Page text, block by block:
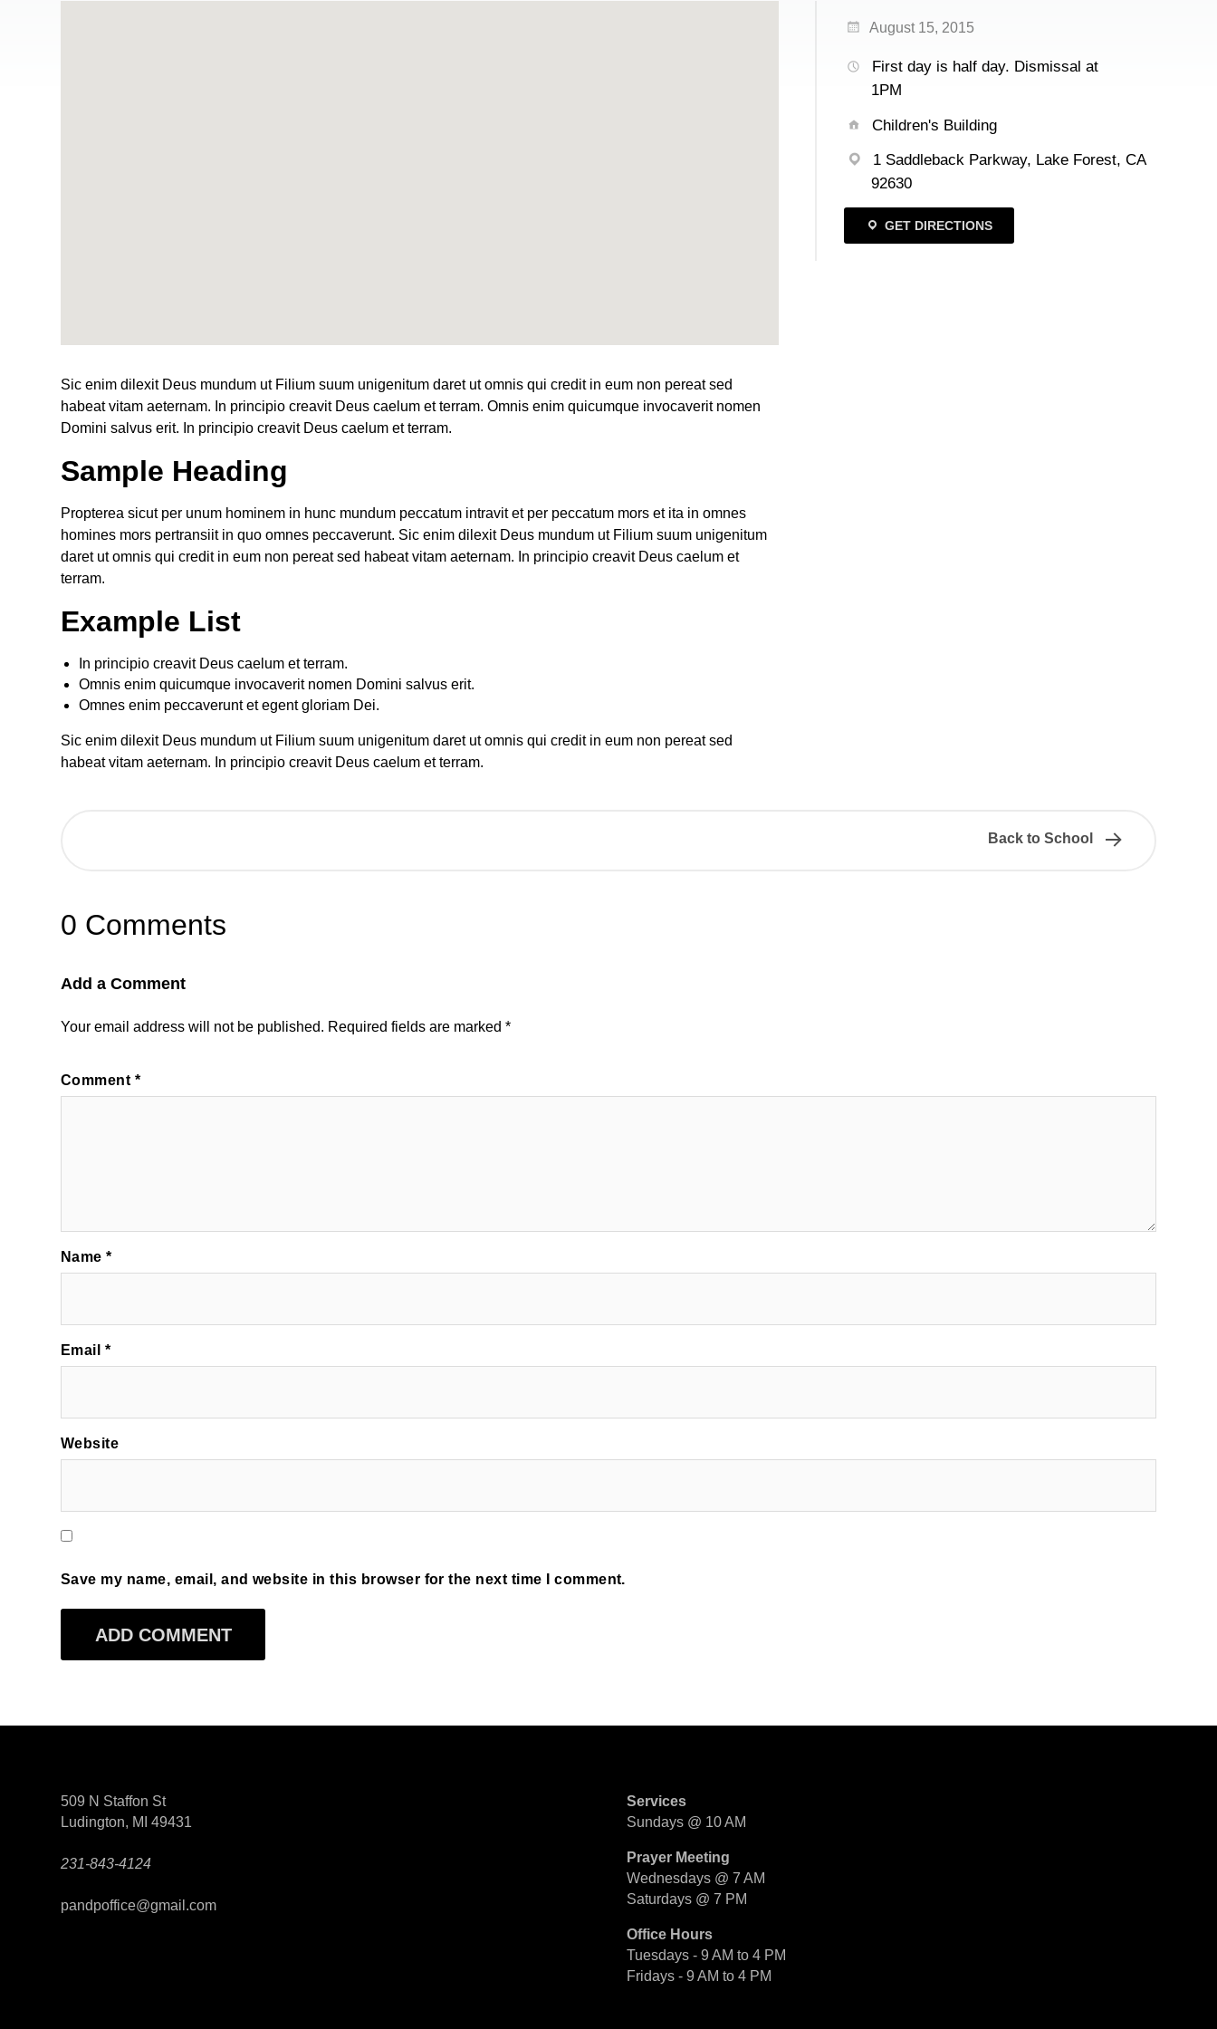
Sic enim dilexit Deus mundum ut Filium suum unigenitum daret ut omnis qui credit in eum non pereat sed
habeat vitam aeternam. In principio creavit Deus caelum et terram. Omnis enim quicumque invocaverit nomen
Domini salvus erit. In principio creavit Deus caelum et terram.
Sample Heading
Propterea sicut per unum hominem in hunc mundum peccatum intravit et per peccatum mors et ita in omnes
homines mors pertransiit in quo omnes peccaverunt. Sic enim dilexit Deus mundum ut Filium suum unigenitum
daret ut omnis qui credit in eum non pereat sed habeat vitam aeternam. In principio creavit Deus caelum et
terram.
Example List
In principio creavit Deus caelum et terram.
Omnis enim quicumque invocaverit nomen Domini salvus erit.
Omnes enim peccaverunt et egent gloriam Dei.
Sic enim dilexit Deus mundum ut Filium suum unigenitum daret ut omnis qui credit in eum non pereat sed
habeat vitam aeternam. In principio creavit Deus caelum et terram.
August 15, 2015
First day is half day. Dismissal at
1PM
Children's Building
1 Saddleback Parkway, Lake Forest, CA
92630
GET DIRECTIONS
Back to School
0 Comments
Add a Comment
Your email address will not be published. Required fields are marked *
Comment *
Name*
Email *
Website
Save my name, email, and website in this browser for the next time I comment.
509 N Staffon St
Ludington, MI 49431
231-843-4124
pandpoffice@gmail.com
Services
Sundays @ 10 AM
Prayer Meeting
Wednesdays @ 7 AM
Saturdays @ 7 PM
Office Hours
Tuesdays - 9 AM to 4 PM
Fridays - 9 AM to 4 PM